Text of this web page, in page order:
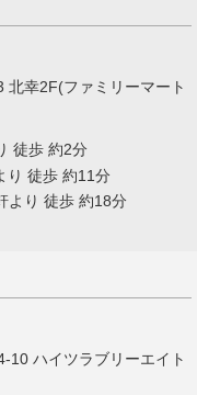
幸2F(ファミリーマート
徒歩 約2分
り 徒歩 約11分
より 徒歩 約18分
10 ハイツラブリーエイト